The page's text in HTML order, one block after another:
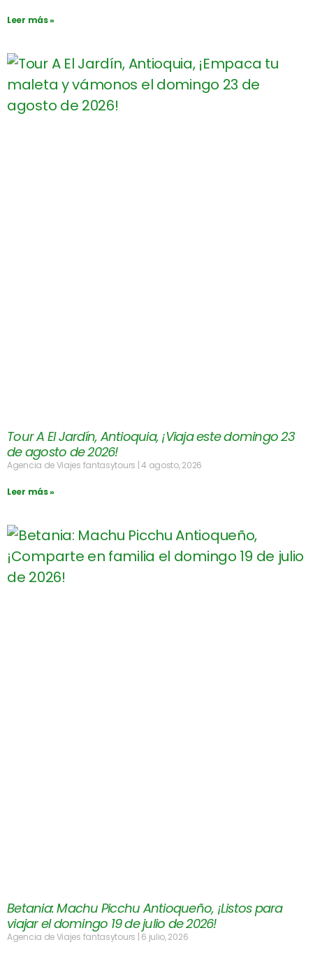
Leer más »
Tour A El Jardín, Antioquia, ¡Viaja este domingo 23
de agosto de 2026!
Agencia de Viajes fantasytours 4 agosto, 2026
Leer más »
Betania: Machu Picchu Antioqueño, ¡Listos para
viajar el domingo 19 de julio de 2026!
Agencia de Viajes fantasytours 6 julio, 2026